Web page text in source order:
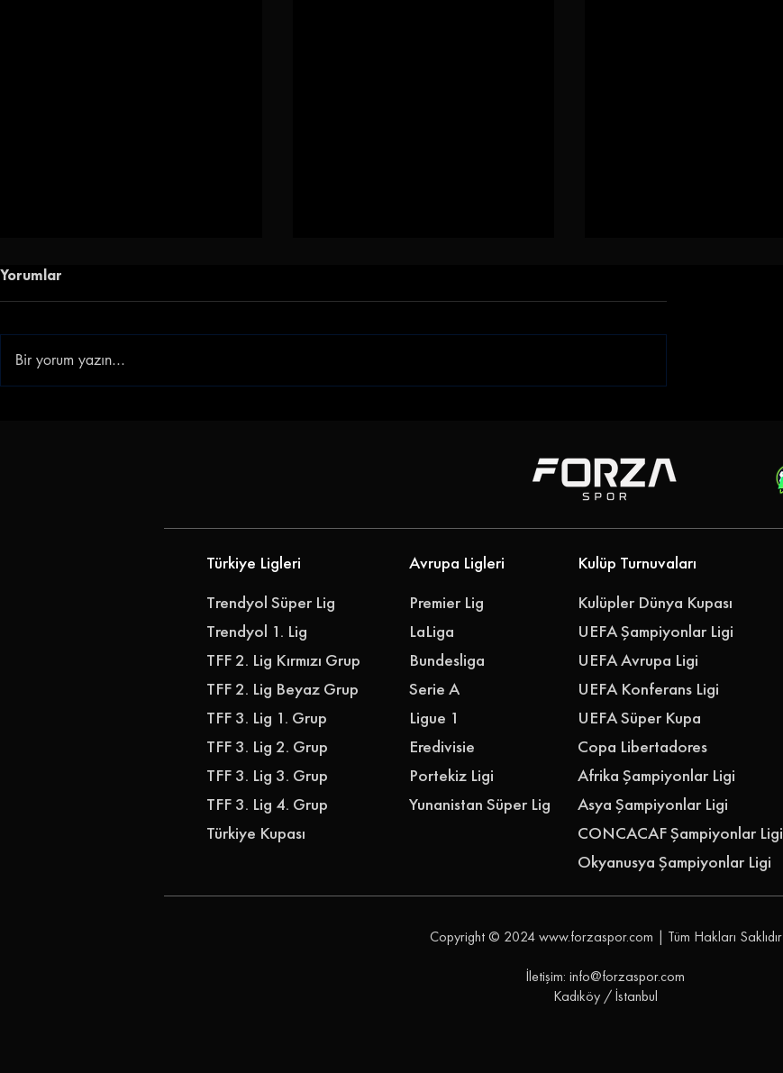
''Geleceğimizi Birlikte
Yazalım''
Yorumlar
Bir yorum yazın...
Türkiye Ligleri
Trendyol Süper Lig
Trendyol 1. Lig
TFF 2. Lig Kırmızı Grup
TFF 2. Lig Beyaz Grup
TFF 3. Lig 1. Grup
TFF 3. Lig 2. Grup
TFF 3. Lig 3. Grup
Türkiye Kupası
TFF 3. Lig 4. Grup
Avrupa Ligleri
Premier Lig
LaLiga
Bundesliga
Serie A
Ligue 1
Eredivisie
Portekiz Ligi
Yunanistan Süper Lig
Kulüp Turnuvaları
Kulüpler Dünya Kupası
UEFA Şampiyonlar Ligi
UEFA Avrupa Ligi
UEFA Konferans Ligi
UEFA Süper Kupa
Copa Libertadores
Afrika Şampiyonlar Ligi
Asya Şampiyonlar Ligi
CONCACAF Şampiyonlar Ligi
Okyanusya Şampiyonlar Ligi
Copyright © 2024www.forzaspor.com | Tüm Hakları Saklıdır
İletişim: info@forzaspor.com
Kadıköy / İstanbul